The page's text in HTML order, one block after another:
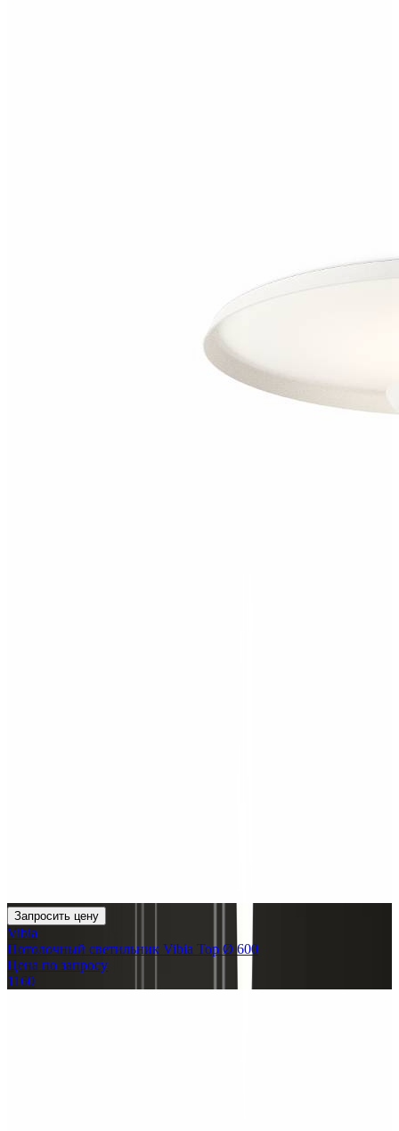
Запросить цену
Vibia
Потолочный светильник Vibia Top Ø 600
Цена по запросу
1160